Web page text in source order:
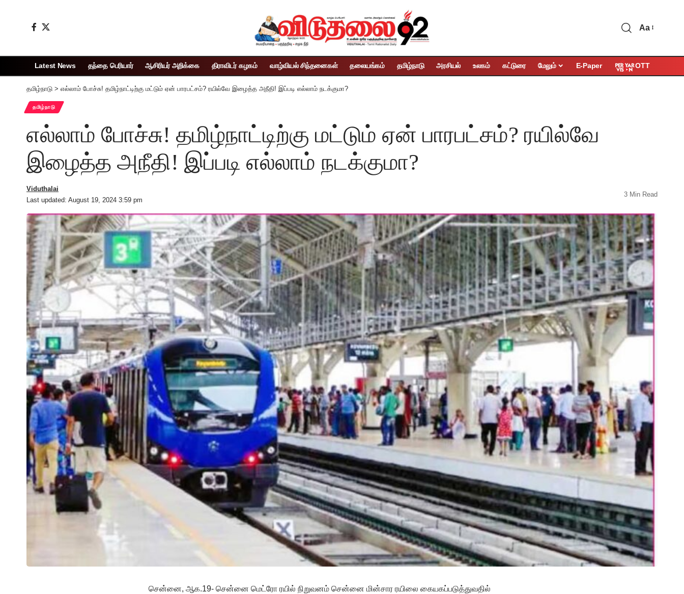
Aa
Latest News தந்தை பெரியார் ஆசிரியர் அறிக்கை திராவிடர் கழகம் வாழ்வியல் சிந்தனைகள் தலையங்கம் தமிழ்நாடு அரசியல் உலகம் கட்டுரை மேலும் E-Paper OTT
தமிழ்நாடு > எல்லாம் போச்சு! தமிழ்நாட்டிற்கு மட்டும் ஏன் பாரபட்சம்? ரயில்வே இழைத்த அநீதி! இப்படி எல்லாம் நடக்குமா?
தமிழ்நாடு
எல்லாம் போச்சு! தமிழ்நாட்டிற்கு மட்டும் ஏன் பாரபட்சம்? ரயில்வே
இழைத்த அநீதி! இப்படி எல்லாம் நடக்குமா?
Last updated: August 19, 2024 3:59 pm
Viduthalai
3 Min Read
சென்னை, ஆக.19- சென்னை மெட்ரோ ரயில் நிறுவனம் சென்னை மின்சார ரயிலை கையகப்படுத்துவதில்